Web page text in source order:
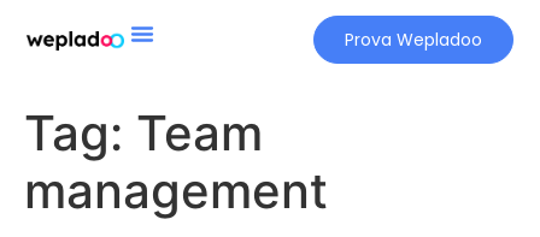
Prova Wepladoo
Tag: Team
management